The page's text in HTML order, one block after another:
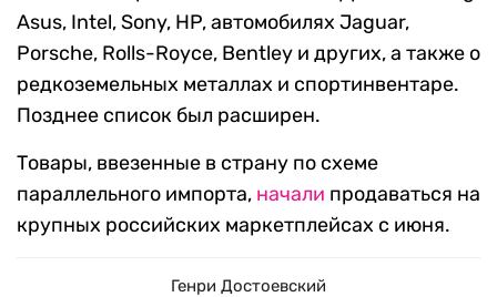
Asus, Intel, Sony, HP, автомобилях Jaguar,
Porsche, Rolls-Royce, Bentley и других, а также о
редкоземельных металлах и спортинвентаре.
Позднее список был расширен.
Товары, ввезенные в страну по схеме
параллельного импорта, начали продаваться на
крупных российских маркетплейсах с июня.
Генри Достоевский